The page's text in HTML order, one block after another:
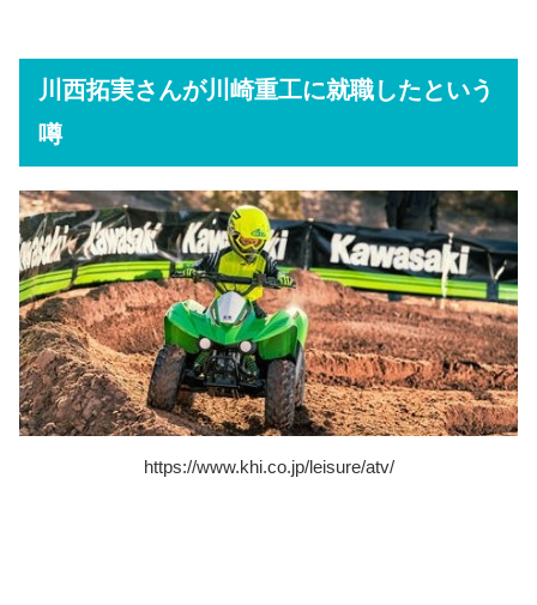
川西拓実さんが川崎重工に就職したという
噂
https://www.khi.co.jp/leisure/atv/